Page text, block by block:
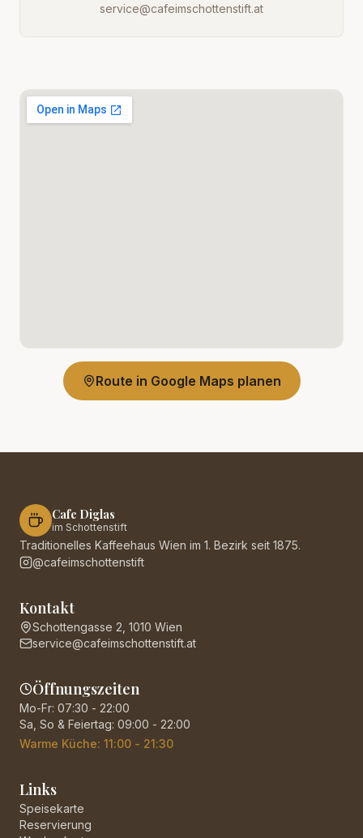
service@cafeimschottenstift.at
Route in Google Maps planen
Cafe Diglas
im Schottenstift
Traditionelles Kaffeehaus Wien im 1. Bezirk seit 1875.
@cafeimschottenstift
Kontakt
Schottengasse 2, 1010 Wien
service@cafeimschottenstift.at
Öffnungszeiten
Mo-Fr: 07:30 - 22:00
Sa, So & Feiertag: 09:00 - 22:00
Warme Küche: 11:00 - 21:30
Links
Speisekarte
Reservierung